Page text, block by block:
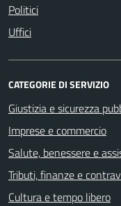
Politici
Uffici
CATEGORIE DI SERVIZIO
Giustizia e sicurezza
Imprese e commercio
Salute, benessere e
Tributi, finanze e
Cultura e tempo libero